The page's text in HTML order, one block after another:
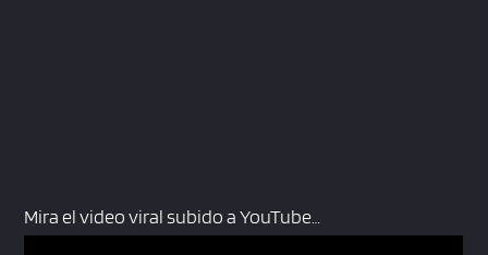
Mira el video viral subido a YouTube…